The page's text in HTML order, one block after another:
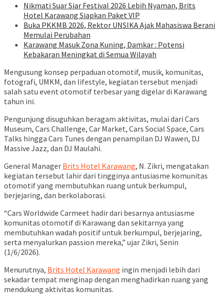
Nikmati Suar Siar Festival 2026 Lebih Nyaman, Brits
Hotel Karawang Siapkan Paket VIP
Buka PKKMB 2026, Rektor UNSIKA Ajak Mahasiswa Berani
Memulai Perubahan
Karawang Masuk Zona Kuning, Damkar : Potensi
Kebakaran Meningkat di Semua Wilayah
Mengusung konsep perpaduan otomotif, musik, komunitas,
fotografi, UMKM, dan lifestyle, kegiatan tersebut menjadi
salah satu event otomotif terbesar yang digelar di Karawang
tahun ini.
Pengunjung disuguhkan beragam aktivitas, mulai dari Cars
Museum, Cars Challenge, Car Market, Cars Social Space, Cars
Talks hingga Cars Tunes dengan penampilan DJ Wawen, DJ
Massive Jazz, dan DJ Maulahi.
General Manager Brits Hotel Karawang, N. Zikri, mengatakan
kegiatan tersebut lahir dari tingginya antusiasme komunitas
otomotif yang membutuhkan ruang untuk berkumpul,
berjejaring, dan berkolaborasi.
“Cars Worldwide Carmeet hadir dari besarnya antusiasme
komunitas otomotif di Karawang dan sekitarnya yang
membutuhkan wadah positif untuk berkumpul, berjejaring,
serta menyalurkan passion mereka,” ujar Zikri, Senin
(1/6/2026).
Menurutnya, Brits Hotel Karawang ingin menjadi lebih dari
sekadar tempat menginap dengan menghadirkan ruang yang
mendukung aktivitas komunitas.